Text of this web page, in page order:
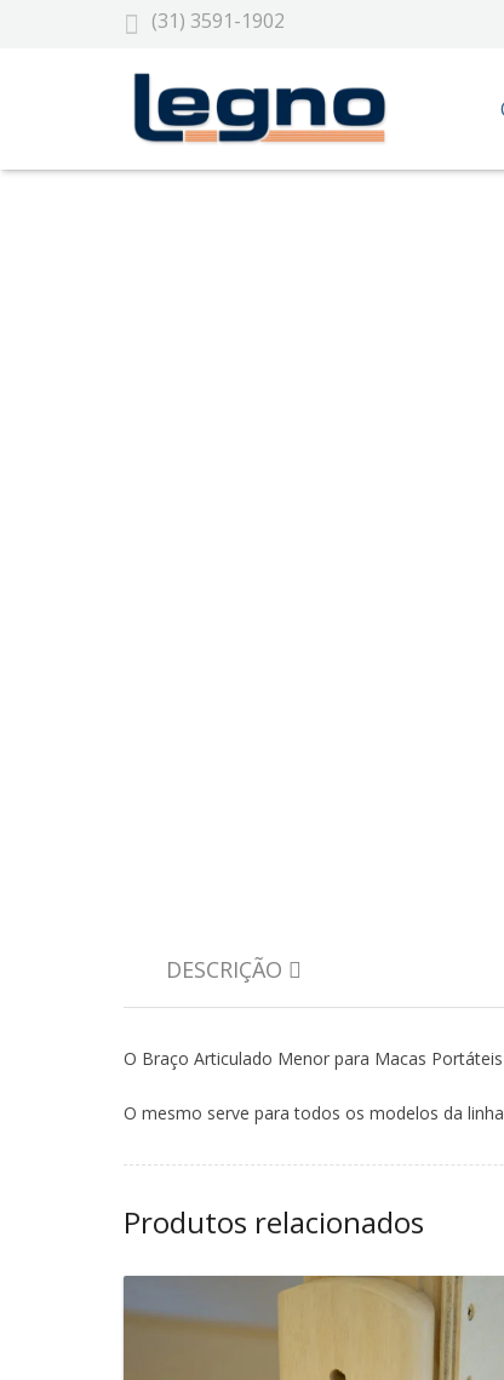
(31) 3591-1902
DESCRIÇÃO
O Braço Articulado Menor para Macas
O mesmo serve para todos os modelos da
Produtos relacionados